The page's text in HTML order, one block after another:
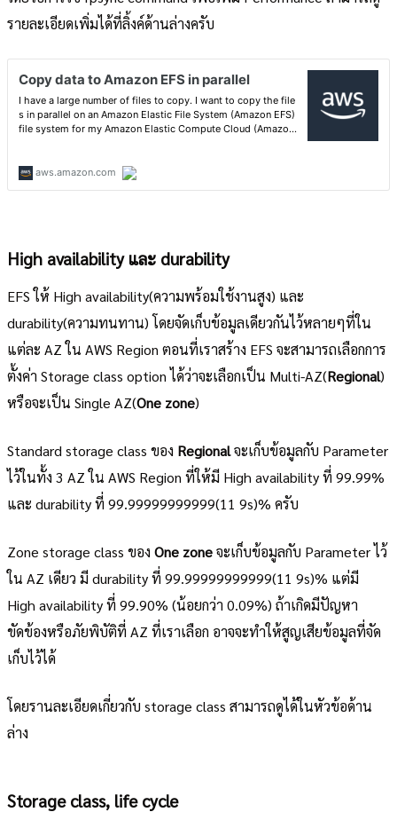
รายละเอียดเพิ่มได้ที่ลิ้งค์ด้านล่างครับ
High availability และ durability
EFS ให้ High availability(ความพร้อมใช้งานสูง) และ
durability(ความทนทาน) โดยจัดเก็บข้อมูลเดียวกันไว้หลายๆที่ใน
แต่ละ AZ ใน AWS Region ตอนที่เราสร้าง EFS จะสามารถเลือกการ
ตั้งค่า Storage class option ได้ว่าจะเลือกเป็น Multi-AZ(Regional)
หรือจะเป็น Single AZ(One zone)
Standard storage class ของ Regionalจะเก็บข้อมูลกับ Parameter
ไว้ในทั้ง 3 AZ ใน AWS Region ที่ให้มี High availability ที่ 99.99%
และ durability ที่ 99.99999999999(11 9s)% ครับ
Zone storage class ของ One zoneจะเก็บข้อมูลกับ Parameter ไว้
ใน AZ เดียว มี durability ที่ 99.99999999999(11 9s)% แต่มี
High availability ที่ 99.90% (น้อยกว่า 0.09%) ถ้าเกิดมีปัญหา
ขัดข้องหรือภัยพิบัติที่ AZ ที่เราเลือก อาจจะทำให้สูญเสียข้อมูลที่จัด
เก็บไว้ได้
โดยรานละเอียดเกี่ยวกับ storage class สามารถดูได้ในหัวข้อด้าน
ล่าง
Storage class, life cycle